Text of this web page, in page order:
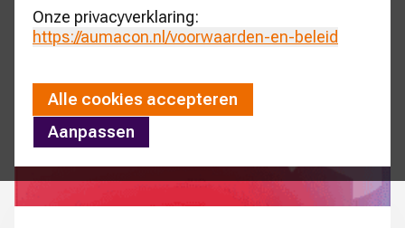
Onze privacyverklaring:
https://aumacon.nl /voorwaarden-en-beleid
Alle cookies accepteren
Aanpassen